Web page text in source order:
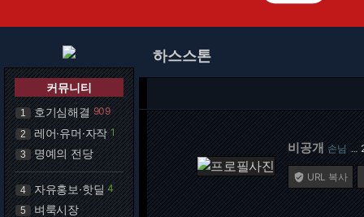
커뮤니티
1 호기심해결 909
2 레어·유머·자작 1
3 명예의 전당
4 자유홍보·핫딜 4
5 벼룩시장
하스스톤
비공개 손님 …
 URL 복사